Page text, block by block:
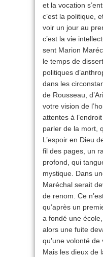
et la vocation
c’est la politique,
voir un jour au
c’est la vie
sent Marion
le temps de
politiques
dans les
de Rousseau,
votre vision de
attentes à
parler de la mort,
L’espoir en Dieu
fil des pages, un
profond, qui
mystique. Dans
Maréchal serait
de renom. Ce
qu’après un
a fondé une école,
alors une fuite
qu’une volonté de
Mais les dieux de